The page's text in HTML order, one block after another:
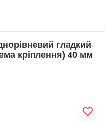
гладкий
кріплення) 40 мм